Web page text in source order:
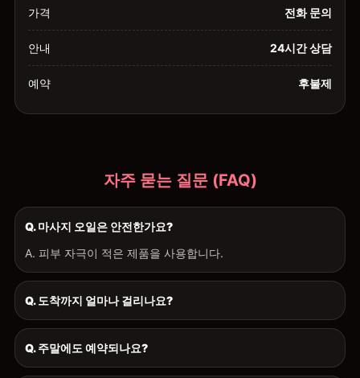
가격 전화 문의
안내 24시간 상담
예약 후불제
자주 묻는 질문 (FAQ)
Q. 마사지 오일은 안전한가요?
A. 피부 자극이 적은 제품을 사용합니다.
Q. 도착까지 얼마나 걸리나요?
Q. 주말에도 예약되나요?